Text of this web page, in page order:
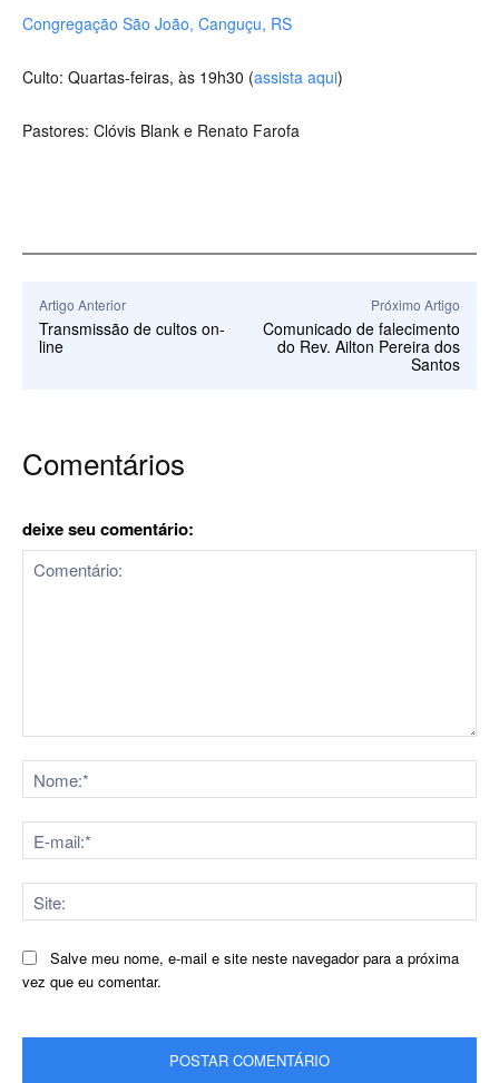
Congregação São João, Canguçu, RS
Culto: Quartas-feiras, às 19h30 (assista aqui)
Pastores: Clóvis Blank e Renato Farofa
Artigo Anterior
Transmissão de cultos on-
line
Próximo Artigo
Comunicado de falecimento
do Rev. Ailton Pereira dos
Santos
Comentários
deixe seu comentário:
Salve meu nome, e-mail e site neste navegador para a próxima
vez que eu comentar.